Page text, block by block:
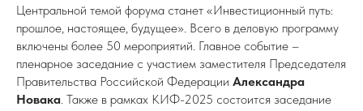
Центральной темой форума станет «Инвестиционный путь:
прошлое, настоящее, будущее». Всего в деловую программу
включены более 50 мероприятий. Главное событие –
пленарное заседание с участием заместителя Председателя
Правительства Российской Федерации Александра
Новака. Также в рамках КИФ-2025 состоится заседание